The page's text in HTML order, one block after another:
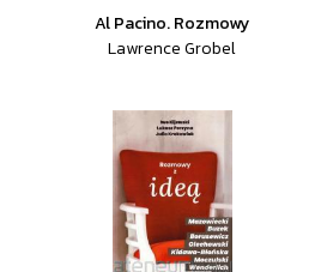
Al Pacino. Rozmowy
Lawrence Grobel